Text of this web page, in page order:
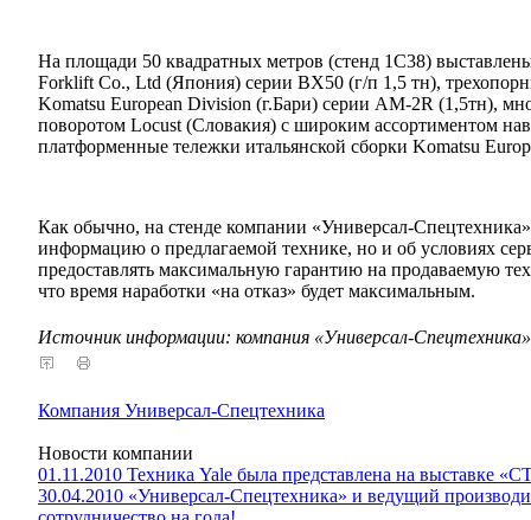
На площади 50 квадратных метров (стенд 1С38)
Forklift Co., Ltd (Япония) серии ВХ50 (г/п 1,5 тн),
Komatsu European Division (г.Бари) серии AM-2R (1,5тн),
поворотом Locust (Словакия) с широким ассортиментом
платформенные тележки итальянской сборки Komatsu
Как обычно, на стенде компании «Универсал-
информацию о предлагаемой технике, но и об условиях
предоставлять максимальную гарантию на продаваемую
что время наработки «на отказ» будет максимальным.
Источник информации: компания «Универсал-Спецтехника»
Компания Универсал-Спецтехника
Новости компании
01.11.2010 Техника Yale была представлена на выставке
30.04.2010 «Универсал-Спецтехника» и ведущий